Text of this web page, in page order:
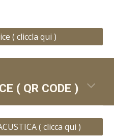
( cliccla qui )
( QR CODE )
( clicca qui )